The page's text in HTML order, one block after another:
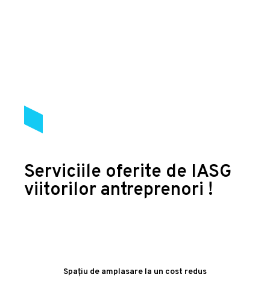
Serviciile oferite de IASG
viitorilor antreprenori !
Spațiu de amplasare la un cost redus